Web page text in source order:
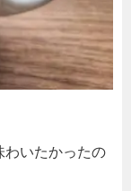
わいたかったの